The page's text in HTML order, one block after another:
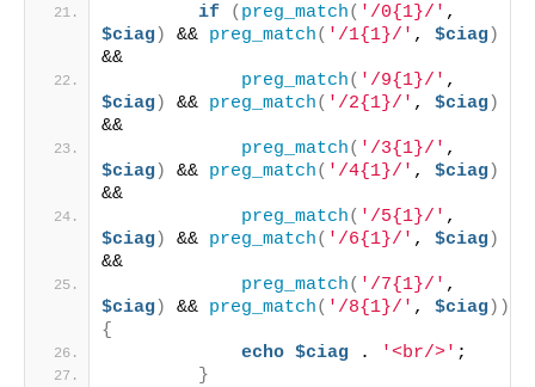
if ( preg_match( '/0{1}/'
$ciag) && preg_match( '/1{1}/' , $ciag)
&&
preg_match( '/9{1}/'
$ciag) && preg_match( '/2{1}/' , $ciag)
&&
preg_match( '/3{1}/'
$ciag) && preg_match( '/4{1}/' , $ciag)
&&
preg_match( '/5{1}/'
$ciag) && preg_match( '/6{1}/' , $ciag)
&&
preg_match( '/7{1}/'
$ciag) && preg_match( '/8{1}/' , $ciag))
{
echo $ciag . '<br/>' ;
}